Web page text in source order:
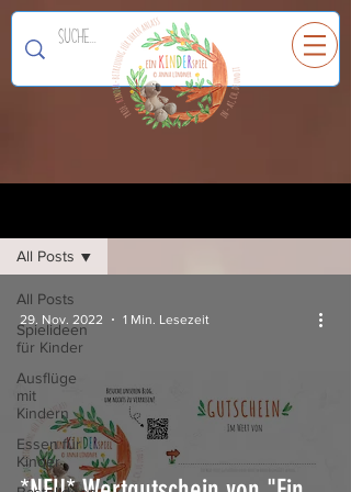
EinKINDERspiel
All Posts
Spielideen
für Kinder
Ausflüge
mit
Kindern
Essen für
Kinder
All Posts
29. Nov. 2022 1 Min. Lesezeit